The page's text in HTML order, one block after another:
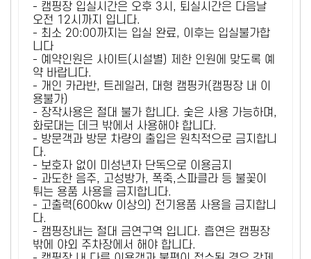
- 캠핑장 입실시간은 오후 3시, 퇴실시간은 다음날
오전 12시까지 입니다.
- 최소 20:00까지는 입실 완료, 이후는 입실불가합
니다
- 예약인원은 사이트(시설별) 제한 인원에 맞도록 예
약 바랍니다.
- 개인 카라반, 트레일러, 대형 캠핑카(캠핑장 내 이
용불가)
- 장작사용은 절대 불가 합니다. 숯은 사용 가능하며,
화로대는 데크 밖에서 사용해야 합니다.
- 방문객과 방문 차량의 출입은 원칙적으로 금지합니
다.
- 보호자 없이 미성년자 단독으로 이용금지
- 과도한 음주, 고성방가, 폭죽,스파클라 등 불꽃이
튀는 용품 사용을 금지합니다.
- 고출력(600kw 이상의) 전기용품 사용을 금지합니
다.
- 캠핑장내는 절대 금연구역 입니다. 흡연은 캠핑장
밖에 야외 주차장에서 해야 합니다.